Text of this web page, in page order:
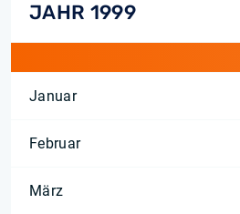
JAHR 1999
Januar
Februar
März